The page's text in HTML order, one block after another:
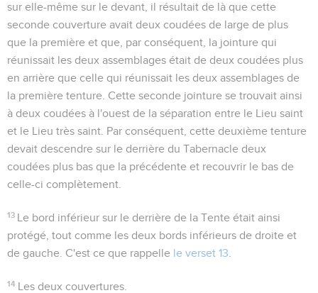
sur elle-même sur le devant, il résultait de là que cette
seconde couverture avait deux coudées de large de plus
que la première et que, par conséquent, la jointure qui
réunissait les deux assemblages était de deux coudées plus
en arrière que celle qui réunissait les deux assemblages de
la première tenture. Cette seconde jointure se trouvait ainsi
à deux coudées à l'ouest de la séparation entre le Lieu saint
et le Lieu très saint. Par conséquent, cette deuxième tenture
devait descendre sur le derrière du Tabernacle deux
coudées plus bas que la précédente et recouvrir le bas de
celle-ci complètement.
13 Le bord inférieur sur le derrière de la Tente était ainsi
protégé, tout comme les deux bords inférieurs de droite et
de gauche. C'est ce que rappelle le verset 13
14 Les deux couvertures.